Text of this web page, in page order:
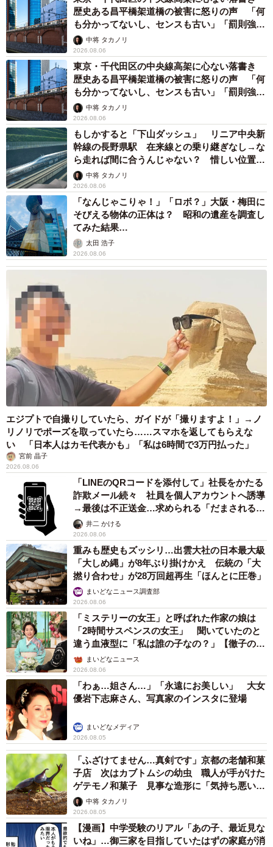
歴史ある昌平橋架道橋の被害に怒りの声 「何
も分かってないし、センスも古い」「罰則強化
して」中将 タカノリ
2026.08.06
東京・千代田区の中央線高架に心ない落書き
歴史ある昌平橋架道橋の被害に怒りの声 「何
も分かってないし、センスも古い」「罰則強化
して」中将 タカノリ
2026.08.06
もしかすると「下山ダッシュ」 リニア中央新
幹線の長野県駅 在来線との乗り継ぎなし→な
ら走れば間に合うんじゃない？ 惜しい位置関
係が反響
中将 タカノリ
2026.08.06
「なんじゃこりゃ！」「ロボ？」大阪・梅田に
そびえる物体の正体は？ 昭和の遺産を調査し
てみた結果…
太田 浩子
2026.08.06
エジプトで自撮りしていたら、ガイドが「撮りますよ！」→ノ
リノリでポーズを取っていたら……スマホを返してもらえな
い 「日本人はカモ代表かも」「私は6時間で3万円払った」
宮前 晶子
2026.08.06
「LINEのQRコードを添付して」社長をかたる
詐欺メール続々 社員を個人アカウントへ誘導
→最後は不正送金…求められる「だまされる前
提」の対策
井二 かける
2026.08.06
重みも歴史もズッシリ…出雲大社の日本最大級
「大しめ縄」が8年ぶり掛けかえ 伝統の「大
撚り合わせ」が28万回超再生「ほんとに圧巻」
まいどなニュース調査部
2026.08.06
「ミステリーの女王」と呼ばれた作家の娘は
「2時間サスペンスの女王」 聞いていたのと
違う血液型に「私は誰の子なの？」【徹子の部
屋】まいどなニュース
2026.08.06
「わぁ…姐さん…」「永遠にお美しい」 大女
優岩下志麻さん、写真家のインスタに登場
まいどなメディア
2026.08.05
「ふざけてません…真剣です」京都の老舗和菓
子店 次はカブトムシの幼虫 職人が手がけた
ゲテモノ和菓子 見事な造形に「気持ち悪いく
らいリアル」
中将 タカノリ
2026.08.05
【漫画】中学受験のリアル「あの子、最近見な
いね」…御三家を目指していたはずの家庭が消